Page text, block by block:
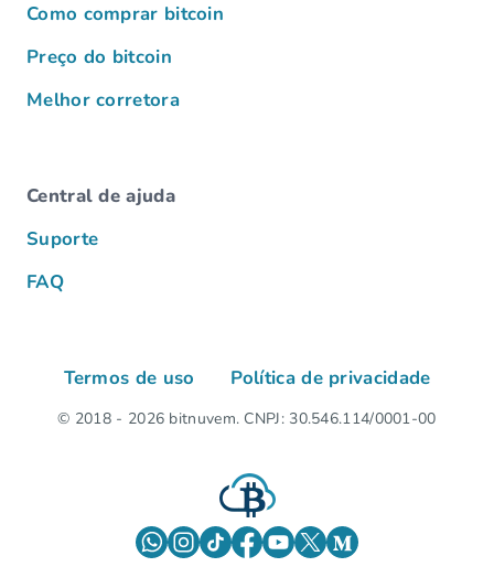
Como comprar bitcoin
Preço do bitcoin
Melhor corretora
Central de ajuda
Suporte
FAQ
© 2018 - 2026 bitnuvem. CNPJ: 30.546.114/0001-00
Termos de uso Política de privacidade